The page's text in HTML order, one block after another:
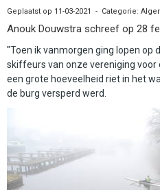
Geplaatst op 11-03-2021 - Categorie:
Anouk Douwstra schreef op 28
"Toen ik vanmorgen ging lopen op
skiffeurs van onze vereniging voor
een grote hoeveelheid riet in het
de burg versperd werd.